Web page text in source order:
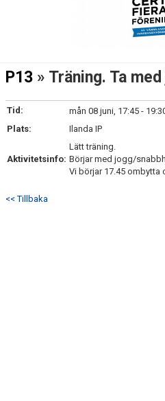
P13 » Träning. Ta
Tid:
mån 08 juni, 17:45 -
Plats:
Ilanda IP
Aktivitetsinfo:
Lätt träning.
Börjar med jogg/
Vi börjar 17.45 ombytta
<< Tillbaka